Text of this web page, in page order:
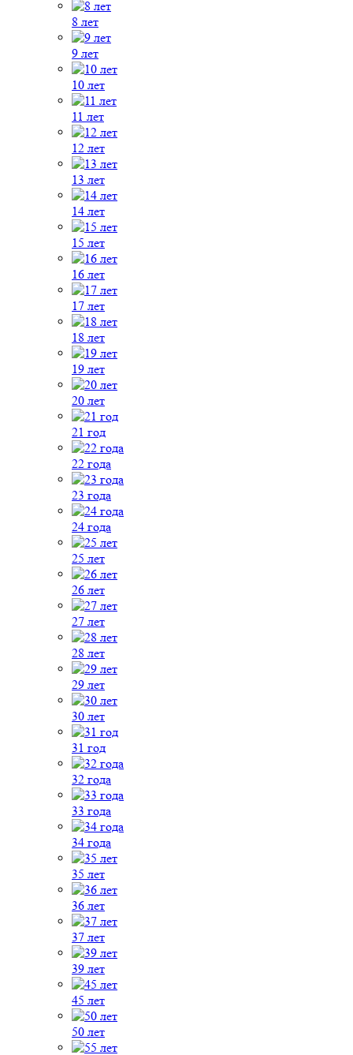
8 лет
9 лет
10 лет
11 лет
12 лет
13 лет
14 лет
15 лет
16 лет
17 лет
18 лет
19 лет
20 лет
21 год
22 года
23 года
24 года
25 лет
26 лет
27 лет
28 лет
29 лет
30 лет
31 год
32 года
33 года
34 года
35 лет
36 лет
37 лет
39 лет
45 лет
50 лет